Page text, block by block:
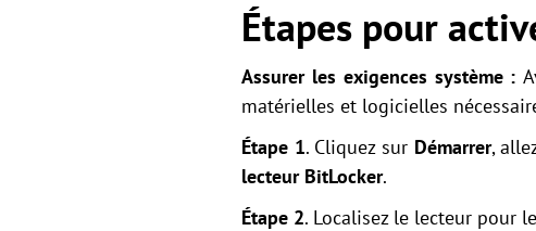
Étapes pour
Assurer les exigences système :
matérielles et logicielles
Étape 1. Cliquez sur Démarrer,
lecteur BitLocker.
Étape 2. Localisez le lecteur pour